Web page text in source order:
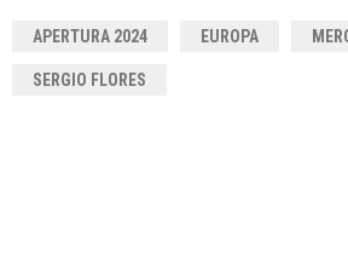
APERTURA 2024 EUROPA
SERGIO FLORES